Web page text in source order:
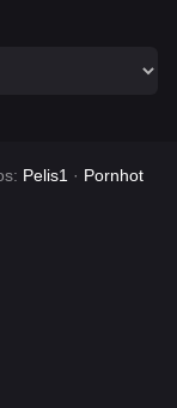
Pelis1 · Pornhot